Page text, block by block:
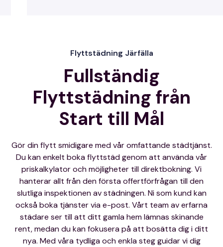
Flyttstädning Järfälla
Fullständig
Flyttstädning från
Start till Mål
Gör din flytt smidigare med vår omfattande städtjänst.
Du kan enkelt boka flyttstäd genom att använda vår
priskalkylator och möjligheter till direktbokning. Vi
hanterar allt från den första offertförfrågan till den
slutliga inspektionen av städningen. Ni som kund kan
också boka tjänster via e-post. Vårt team av erfarna
städare ser till att ditt gamla hem lämnas skinande
rent, medan du kan fokusera på att bosätta dig i ditt
nya. Med våra tydliga och enkla steg guidar vi dig